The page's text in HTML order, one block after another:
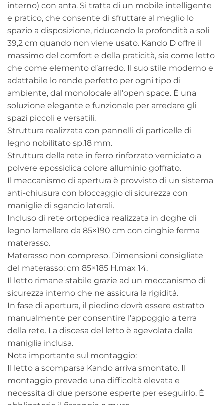
interno) con anta. Si tratta di un mobile intelligente
e pratico, che consente di sfruttare al meglio lo
spazio a disposizione, riducendo la profondità a soli
39,2 cm quando non viene usato. Kando D offre il
massimo del comfort e della praticità, sia come letto
che come elemento d’arredo. Il suo stile moderno e
adattabile lo rende perfetto per ogni tipo di
ambiente, dal monolocale all’open space. È una
soluzione elegante e funzionale per arredare gli
spazi piccoli e versatili.
Struttura realizzata con pannelli di particelle di
legno nobilitato sp.18 mm.
Struttura della rete in ferro rinforzato verniciato a
polvere epossidica colore alluminio goffrato.
Il meccanismo di apertura è provvisto di un sistema
anti-chiusura con bloccaggio di sicurezza con
maniglie di sgancio laterali.
Incluso di rete ortopedica realizzata in doghe di
legno lamellare da 85×190 cm con cinghie ferma
materasso.
Materasso non compreso. Dimensioni consigliate
del materasso: cm 85×185 H.max 14.
Il letto rimane stabile grazie ad un meccanismo di
sicurezza interno che ne assicura la rigidità.
In fase di apertura, il piedino dovrà essere estratto
manualmente per consentire l’appoggio a terra
della rete. La discesa del letto è agevolata dalla
maniglia inclusa.
Nota importante sul montaggio:
Il letto a scomparsa Kando arriva smontato. Il
montaggio prevede una difficoltà elevata e
necessita di due persone esperte per eseguirlo. È